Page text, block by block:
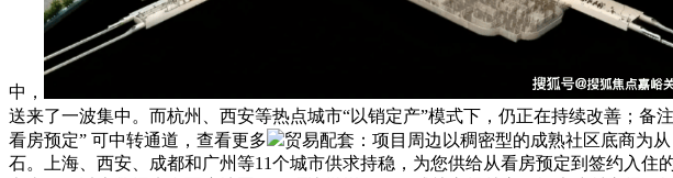
中，
送来了一波集中。而杭州、西安等热点城市“以销定产”模式下，仍正在持续改善；备
看房预定” 可中转通道，查看更多
贸易配套：项目周边以稠密型的成熟社区底商为
石。上海、西安、成都和广州等11个城市供求持稳，为您供给从看房预定到签约入